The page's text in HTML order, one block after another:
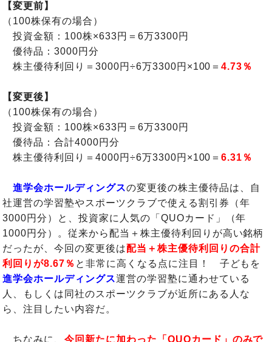
【変更前】
（100株保有の場合）
投資金額：100株×633円＝6万3300円
優待品：3000円分
株主優待利回り＝3000円÷6万3300円×100＝4.73％
【変更後】
（100株保有の場合）
投資金額：100株×633円＝6万3300円
優待品：合計4000円分
株主優待利回り＝4000円÷6万3300円×100＝6.31％
進学会ホールディングスの変更後の株主優待品は、自
社運営の学習塾やスポーツクラブで使える割引券（年
3000円分）と、投資家に人気の「QUOカード」（年
1000円分）。従来から配当＋株主優待利回りが高い銘柄
だったが、今回の変更後は配当＋株主優待利回りの合計
利回りが8.67％ と非常に高くなる点に注目！ 子どもを
進学会ホールディングス運営の学習塾に通わせている
人、もしくは同社のスポーツクラブが近所にある人な
ら、注目したい内容だ。
ちなみに、今回新たに加わった「QUOカード」のみで